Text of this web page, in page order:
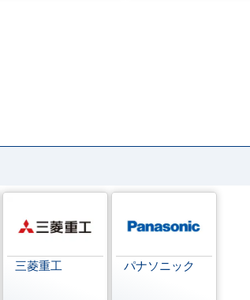
三菱重工 パナソニック